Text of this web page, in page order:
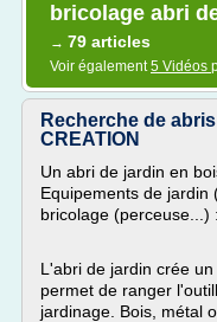
bricolage abri
→ 79 articles
Voir également5 Vidéos
Recherche de
CREATION
Un abri de jardin en
Equipements de jardin
bricolage (perceuse...)
L'abri de jardin crée
permet de ranger
jardinage. Bois, métal